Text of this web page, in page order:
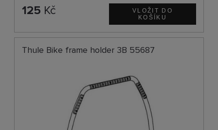
125 Kč
Thule Bike frame holder 3B 55687